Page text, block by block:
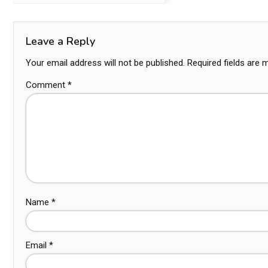
Leave a Reply
Your email address will not be published. Required fields are
Comment *
Name *
Email *